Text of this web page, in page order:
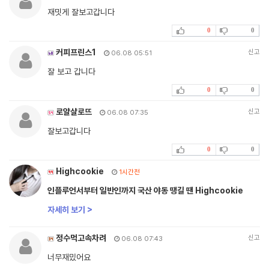
재밋게 잘보고갑니다
0 0
커피프린스1 06.08 05:51 신고
잘 보고 갑니다
0 0
로얄샬로뜨 06.08 07:35 신고
잘보고갑니다
0 0
Highcookie 1시간전
인플루언서부터 일반인까지 국산 야동 땡길 땐 Highcookie
자세히 보기 >
정수먹고속차려 06.08 07:43 신고
너무재밌어요